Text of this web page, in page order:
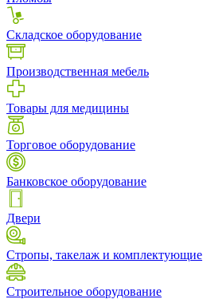
Складское оборудование
Производственная мебель
Товары для медицины
Торговое оборудование
Банковское оборудование
Двери
Стропы, такелаж и комплектующие
Строительное оборудование